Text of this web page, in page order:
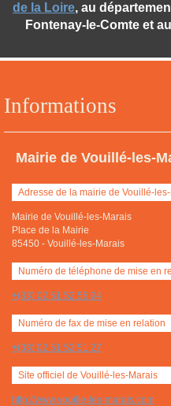
Informations
Mairie de Vouillé-les-
Adresse de la mairie de Vouillé-
Mairie de Vouillé-les-Marais
Place de la Mairie
85450 - Vouillé-les-Marais
Numéro de téléphone de mise en
+(33) 02 51 52 55 04
Numéro de fax de mise en relation
+(33) 02 51 52 51 27
Site officiel de Vouillé-les-Marais
http://www.vouille-les-marais.com
de la Loire, au
Fontenay-le-Comte et